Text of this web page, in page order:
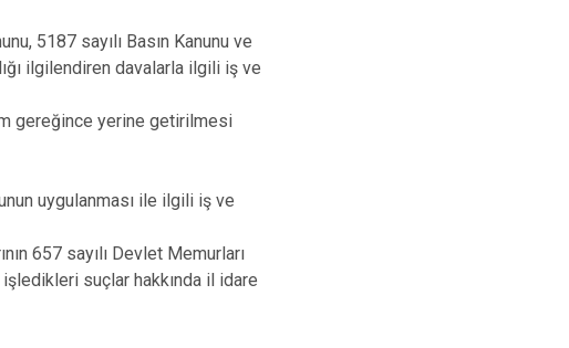
5187 sayılı Basın Kanunu ve
ilgilendiren davalarla ilgili iş ve
gereğince yerine getirilmesi
uygulanması ile ilgili iş ve
657 sayılı Devlet Memurları
işledikleri suçlar hakkında il idare